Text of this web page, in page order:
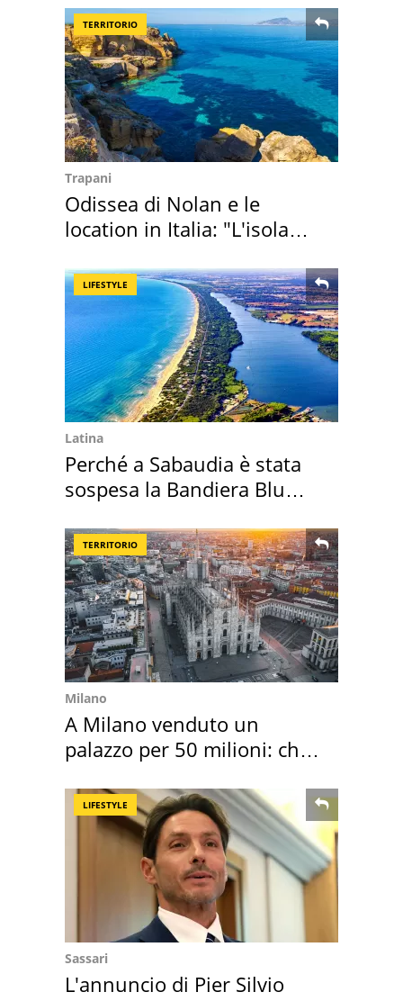
TERRITORIO
Trapani
Odissea di Nolan e le
location in Italia: "L'isola
LIFESTYLE
Latina
Perché a Sabaudia è stata
sospesa la Bandiera Blu
TERRITORIO
Milano
A Milano venduto un
palazzo per 50 milioni: chi
LIFESTYLE
Sassari
L'annuncio di Pier Silvio